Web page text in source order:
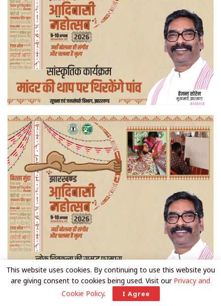
This website uses cookies. By continuing to use this website you
are giving consent to cookies being used. Visit our Privacy and
Cookie Policy. I Agree